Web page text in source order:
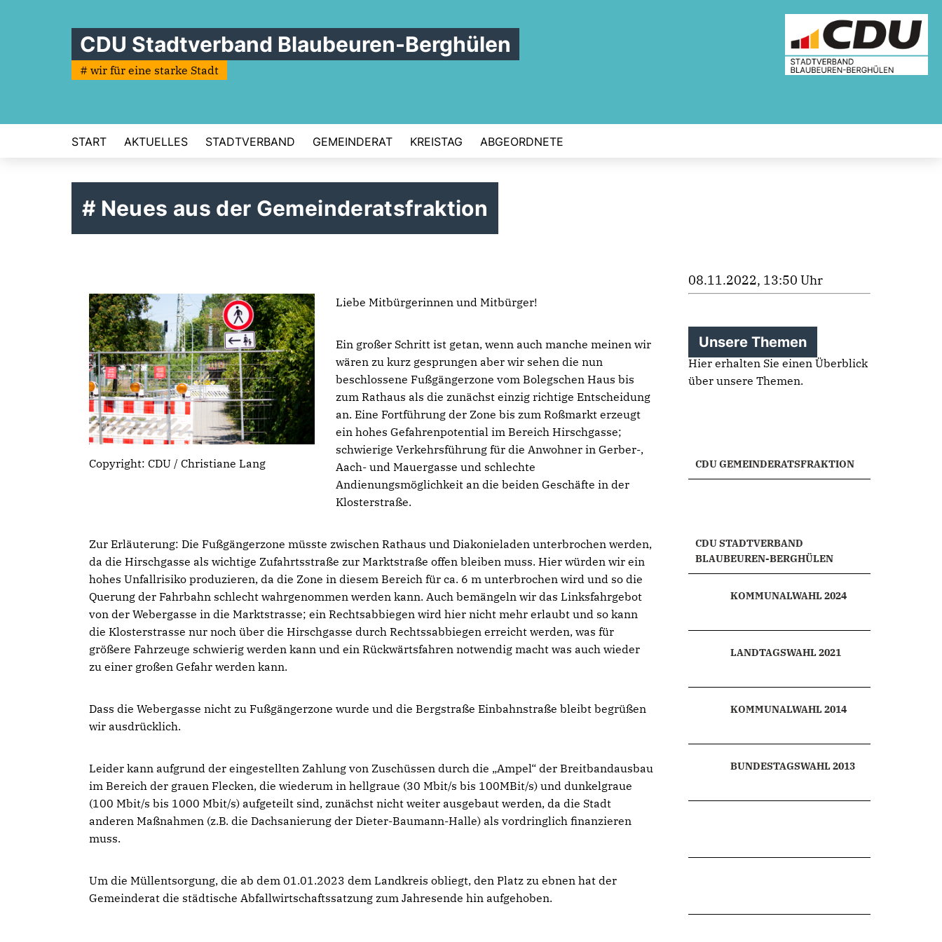
CDU Stadtverband Blaubeuren-Berghülen
# wir für eine starke Stadt
START AKTUELLES STADTVERBAND GEMEINDERAT KREISTAG ABGEORDNETE
# Neues aus der Gemeinderatsfraktion
Copyright: CDU / Christiane Lang
Liebe Mitbürgerinnen und Mitbürger!
Ein großer Schritt ist getan, wenn auch manche meinen wir
wären zu kurz gesprungen aber wir sehen die nun
beschlossene Fußgängerzone vom Bolegschen Haus bis
zum Rathaus als die zunächst einzig richtige Entscheidung
an. Eine Fortführung der Zone bis zum Roßmarkt erzeugt
ein hohes Gefahrenpotential im Bereich Hirschgasse;
schwierige Verkehrsführung für die Anwohner in Gerber-,
Aach- und Mauergasse und schlechte
Andienungsmöglichkeit an die beiden Geschäfte in der
Klosterstraße.
Zur Erläuterung: Die Fußgängerzone müsste zwischen Rathaus und Diakonieladen unterbrochen werden,
da die Hirschgasse als wichtige Zufahrtsstraße zur Marktstraße offen bleiben muss. Hier würden wir ein
hohes Unfallrisiko produzieren, da die Zone in diesem Bereich für ca. 6 m unterbrochen wird und so die
Querung der Fahrbahn schlecht wahrgenommen werden kann. Auch bemängeln wir das Linksfahrgebot
von der Webergasse in die Marktstrasse; ein Rechtsabbiegen wird hier nicht mehr erlaubt und so kann
die Klosterstrasse nur noch über die Hirschgasse durch Rechtssabbiegen erreicht werden, was für
größere Fahrzeuge schwierig werden kann und ein Rückwärtsfahren notwendig macht was auch wieder
zu einer großen Gefahr werden kann.
Dass die Webergasse nicht zu Fußgängerzone wurde und die Bergstraße Einbahnstraße bleibt begrüßen
wir ausdrücklich.
Leider kann aufgrund der eingestellten Zahlung von Zuschüssen durch die „Ampel“ der Breitbandausbau
im Bereich der grauen Flecken, die wiederum in hellgraue (30 Mbit/s bis 100MBit/s) und dunkelgraue
(100 Mbit/s bis 1000 Mbit/s) aufgeteilt sind, zunächst nicht weiter ausgebaut werden, da die Stadt
anderen Maßnahmen (z.B. die Dachsanierung der Dieter-Baumann-Halle) als vordringlich finanzieren
muss.
Um die Müllentsorgung, die ab dem 01.01.2023 dem Landkreis obliegt, den Platz zu ebnen hat der
Gemeinderat die städtische Abfallwirtschaftssatzung zum Jahresende hin aufgehoben.
08.11.2022, 13:50 Uhr
Unsere Themen
Hier erhalten Sie einen Überblick
über unsere Themen.
CDU GEMEINDERATSFRAKTION
CDU STADTVERBAND
BLAUBEUREN-BERGHÜLEN
KOMMUNALWAHL 2024
LANDTAGSWAHL 2021
KOMMUNALWAHL 2014
BUNDESTAGSWAHL 2013